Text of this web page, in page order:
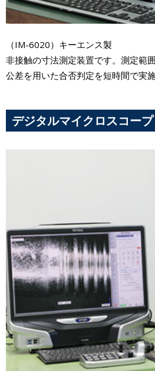
（IM-6020）キーエンス製
非接触の寸法測定装置です。測定範
公差を用いた合否判定を短時間で実施
デジタルマイクロスコープ